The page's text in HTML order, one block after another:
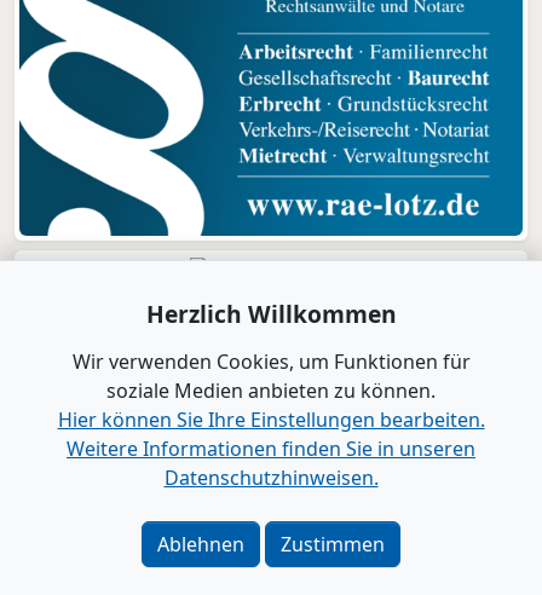
Impressum
|Datenschutz|Barrierefreiheit
Google als bevorzugte Quelle merken
Herzlich Willkommen
Wir verwenden Cookies, um Funktionen für
soziale Medien anbieten zu können.
Hier können Sie Ihre Einstellungen bearbeiten.
Weitere Informationen finden Sie in unseren
Datenschutzhinweisen.
Ablehnen Zustimmen